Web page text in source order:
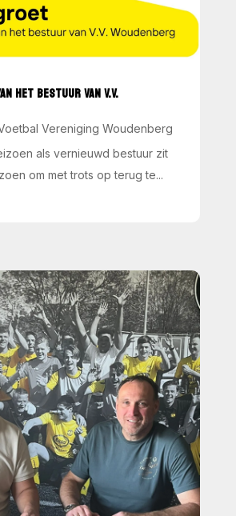
HET BESTUUR VAN V.V.
Vereniging Woudenberg
als vernieuwd bestuur zit
om met trots op terug te...